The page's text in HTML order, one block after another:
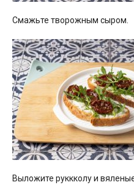
Смажьте творожным сыром.
Выложите руккколу и